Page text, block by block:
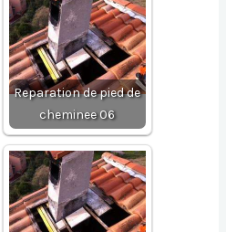
Reparation de pied de
cheminee 06